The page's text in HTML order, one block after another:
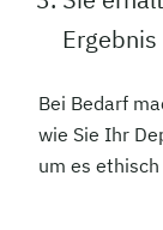
Bei Bedarf
wie Sie Ihr
um es